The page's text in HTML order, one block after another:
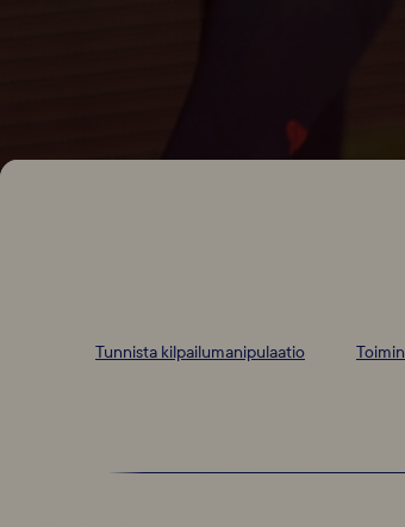
Tunnista kilpailumanipulaatio